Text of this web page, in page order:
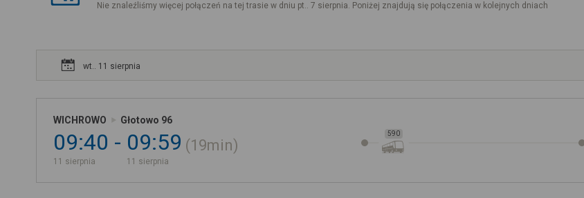
Nie znaleźliśmy więcej połączeń na tej trasie w dniu pt.. 7 sierpnia. Poniżej znajdują się połączenia w kolejnych dniach
wt.. 11 sierpnia
WICHROWO Głotowo 96
09:40
11 sierpnia
09:59
11 sierpnia
19min
590